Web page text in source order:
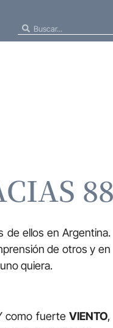
88
ellos en Argentina.
de otros y en
quiera.
como fuerteVIENTO,